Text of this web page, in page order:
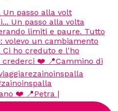
Un passo alla volt
❤️ 📍Petra |